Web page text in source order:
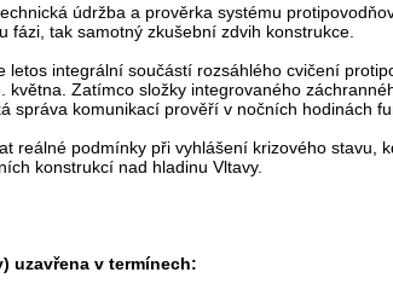
údržba a prověrka systému
tak samotný zkušební zdvih konstrukce.
letos integrální součástí rozsáhlého cvičení
května. Zatímco složky integrovaného
správa komunikací prověří v nočních hodinách
reálné podmínky při vyhlášení krizového stavu,
konstrukcí nad hladinu Vltavy.
uzavřena v termínech: